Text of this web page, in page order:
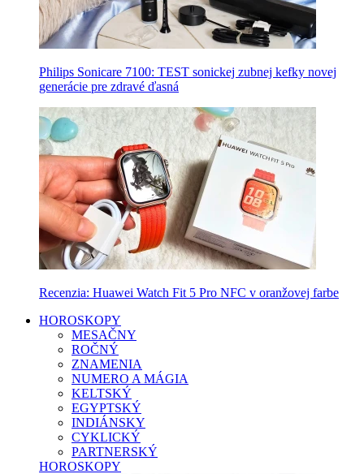
Philips Sonicare 7100: TEST sonickej zubnej kefky novej
generácie pre zdravé ďasná
Recenzia: Huawei Watch Fit 5 Pro NFC v oranžovej farbe
HOROSKOPY
MESAČNY
ROČNÝ
ZNAMENIA
NUMERO A MÁGIA
KELTSKÝ
EGYPTSKÝ
INDIÁNSKY
CYKLICKÝ
PARTNERSKÝ
HOROSKOPY